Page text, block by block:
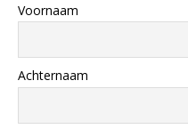
Voornaam
Achternaam